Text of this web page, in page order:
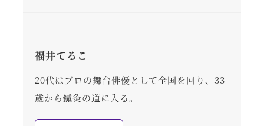
福井てるこ
20代はプロの舞台俳優として全国を回り、33
歳から鍼灸の道に入る。